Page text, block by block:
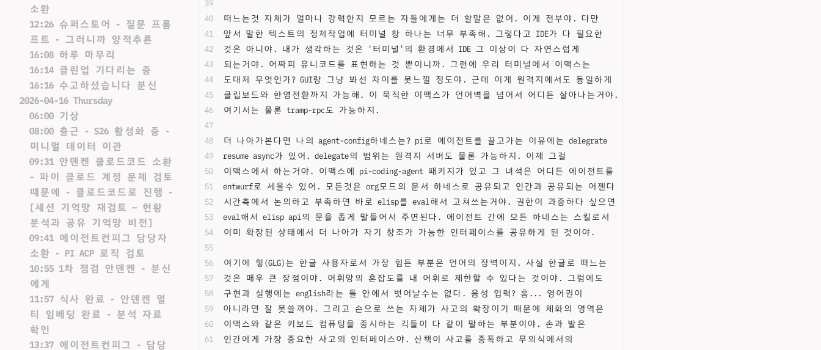
소환
12:26 슈퍼스토어 - 질문 프롬
프트 - 그러니까 양적추론
16:08 하루 마무리
16:14 클린업 기다리는 중
16:16 수고하셨습니다 분신
2026-04-16 Thursday
06:00 기상
08:00 출근 - S26 활성화 중 -
미니멀 데이터 이관
09:31 안덴켄 클로드코드 소환
- 파이 클로드 계정 문제 검토
때문에 - 클로드코드로 진행 -
[세션 기억망 재검토 — 현황
분석과 공유 기억망 비전]
09:41 에이전트컨피그 담당자
소환 - PI ACP 로직 검토
10:55 1차 점검 안덴켄 - 분신
에게
11:57 식사 완료 - 안덴켄 멀
티 임베딩 완료 - 분석 자료
확인
13:37 에이전트컨피그 - 담당
떠느는것 자체가 얼마나 강력한지 모르는 자들에게는 더 할말은 없어. 이게 전부야. 다만
앞서 말한 텍스트의 정제작업에 터미널 창 하나는 너무 부족해. 그렇다고 IDE가 다 필요한
것은 아니야. 내가 생각하는 것은 '터미널'의 환경에서 IDE 그 이상이 다 자연스럽게
되는거야. 어짜피 유니코드를 표현하는 것 뿐이니까. 그런에 우리 터미널에서 이맥스는
도대체 무엇인가? GUI랑 그냥 봐선 차이를 못느낄 정도야. 근데 이게 원격지에서도 동일하게
클립보드와 한영전환까지 가능해. 이 묵직한 이맥스가 언어벽을 넘어서 어디든 살아나는거야.
여기서는 물론 tramp-rpc도 가능하지.
더 나아가본다면 나의 agent-config하네스는? pi로 에이전트를 끌고가는 이유에는 delegrate
resume async가 있어. delegate의 범위는 원격지 서버도 물론 가능하지. 이제 그걸
이맥스에서 하는거야. 이맥스에 pi-coding-agent 패키지가 있고 그 녀석은 어디든 에이전트를
entwurf로 세울수 있어. 모든것은 org모드의 문서 하네스로 공유되고 인간과 공유되는 어젠다
시간축에서 논의하고 부족하면 바로 elisp를 eval해서 고쳐쓰는거야. 권한이 과중하다 싶으면
eval해서 elisp api의 문을 좁게 말들어서 주면된다. 에이전트 간에 모든 하네스는 스킬로서
이미 확장된 상태에서 더 나아가 자기 창조가 가능한 인터페이스를 공유하게 된 것이야.
여기에 힣(GLG)는 한글 사용자로서 가장 힘든 부분은 언어의 장벽이지. 사실 한글로 떠느는
것은 매우 큰 장점이야. 어휘망의 혼잡도를 내 어휘로 제한할 수 있다는 것이야. 그럼에도
구현과 실행에는 english라는 틀 안에서 벗어날수는 없다. 음성 입력? 흠... 영어권이
아니라면 잘 못쓸꺼야. 그리고 손으로 쓰는 자체가 사고의 확장이기 때문에 체화의 영역은
이맥스와 같은 키보드 컴퓨팅을 중시하는 긱들이 다 같이 말하는 부분이야. 손과 발은
인간에게 가장 중요한 사고의 인터페이스야. 산책이 사고를 증폭하고 무의식에서의